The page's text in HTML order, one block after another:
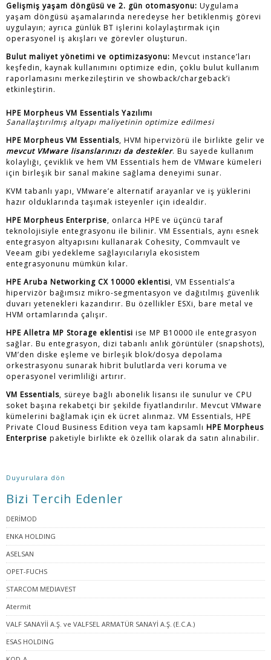
Gelişmiş yaşam döngüsü ve 2. gün otomasyonu: Uygulama
yaşam döngüsü aşamalarında neredeyse her betiklenmiş görevi
uygulayın; ayrıca günlük BT işlerini kolaylaştırmak için
operasyonel iş akışları ve görevler oluşturun.
Bulut maliyet yönetimi ve optimizasyonu: Mevcut instance’ları
keşfedin, kaynak kullanımını optimize edin, çoklu bulut kullanım
raporlamasını merkezileştirin ve showback/chargeback’i
etkinleştirin.
HPE Morpheus VM Essentials Yazılımı
Sanallaştırılmış altyapı maliyetinin optimize edilmesi
HPE Morpheus VM Essentials, HVM hipervizörü ile birlikte gelir ve
mevcut VMware lisanslarınızı da destekler. Bu sayede kullanım
kolaylığı, çeviklik ve hem VM Essentials hem de VMware kümeleri
için birleşik bir sanal makine sağlama deneyimi sunar.
KVM tabanlı yapı, VMware’e alternatif arayanlar ve iş yüklerini
hazır olduklarında taşımak isteyenler için idealdir.
HPE Morpheus Enterprise, onlarca HPE ve üçüncü taraf
teknolojisiyle entegrasyonu ile bilinir. VM Essentials, aynı esnek
entegrasyon altyapısını kullanarak Cohesity, Commvault ve
Veeam gibi yedekleme sağlayıcılarıyla ekosistem
entegrasyonunu mümkün kılar.
HPE Aruba Networking CX 10000 eklentisi, VM Essentials’a
hipervizör bağımsız mikro-segmentasyon ve dağıtılmış güvenlik
duvarı yetenekleri kazandırır. Bu özellikler ESXi, bare metal ve
HVM ortamlarında çalışır.
HPE Alletra MP Storage eklentisi ise MP B10000 ile entegrasyon
sağlar. Bu entegrasyon, dizi tabanlı anlık görüntüler (snapshots),
VM’den diske eşleme ve birleşik blok/dosya depolama
orkestrasyonu sunarak hibrit bulutlarda veri koruma ve
operasyonel verimliliği artırır.
VM Essentials, süreye bağlı abonelik lisansı ile sunulur ve CPU
soket başına rekabetçi bir şekilde fiyatlandırılır. Mevcut VMware
kümelerini bağlamak için ek ücret alınmaz. VM Essentials, HPE
Private Cloud Business Edition veya tam kapsamlı HPE Morpheus
Enterprise paketiyle birlikte ek özellik olarak da satın alınabilir.
Duyurulara dön
Bizi Tercih Edenler
DERİMOD
ENKA HOLDING
ASELSAN
OPET-FUCHS
STARCOM MEDIAVEST
Atermit
VALF SANAYİİ A.Ş. ve VALFSEL ARMATÜR SANAYİ A.Ş. (E.C.A.)
ESAS HOLDING